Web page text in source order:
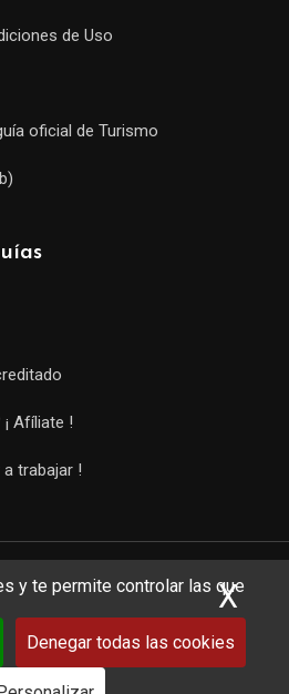
y te permite controlar las que
Denegar todas las cookies
X
de Uso
oficial de Turismo
Afíliate !
trabajar !
droits réservés.
Développement
mesurepar iSoluce